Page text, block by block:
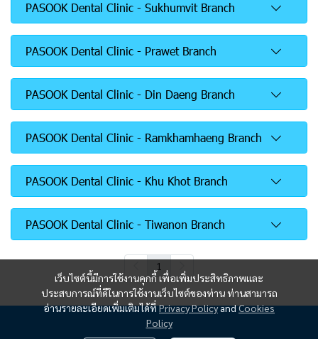
PASOOK Dental Clinic - Sukhumvit Branch
PASOOK Dental Clinic - Prawet Branch
PASOOK Dental Clinic - Din Daeng Branch
PASOOK Dental Clinic - Ramkhamhaeng Branch
PASOOK Dental Clinic - Khu Khot Branch
PASOOK Dental Clinic - Tiwanon Branch
1
เว็บไซต์นี้มีการใช้งานคุกกี้ เพื่อเพิ่มประสิทธิภาพและ
ประสบการณ์ที่ดีในการใช้งานเว็บไซต์ของท่าน ท่านสามารถ
อ่านรายละเอียดเพิ่มเติมได้ที่Privacy PolicyandCookies
Policy